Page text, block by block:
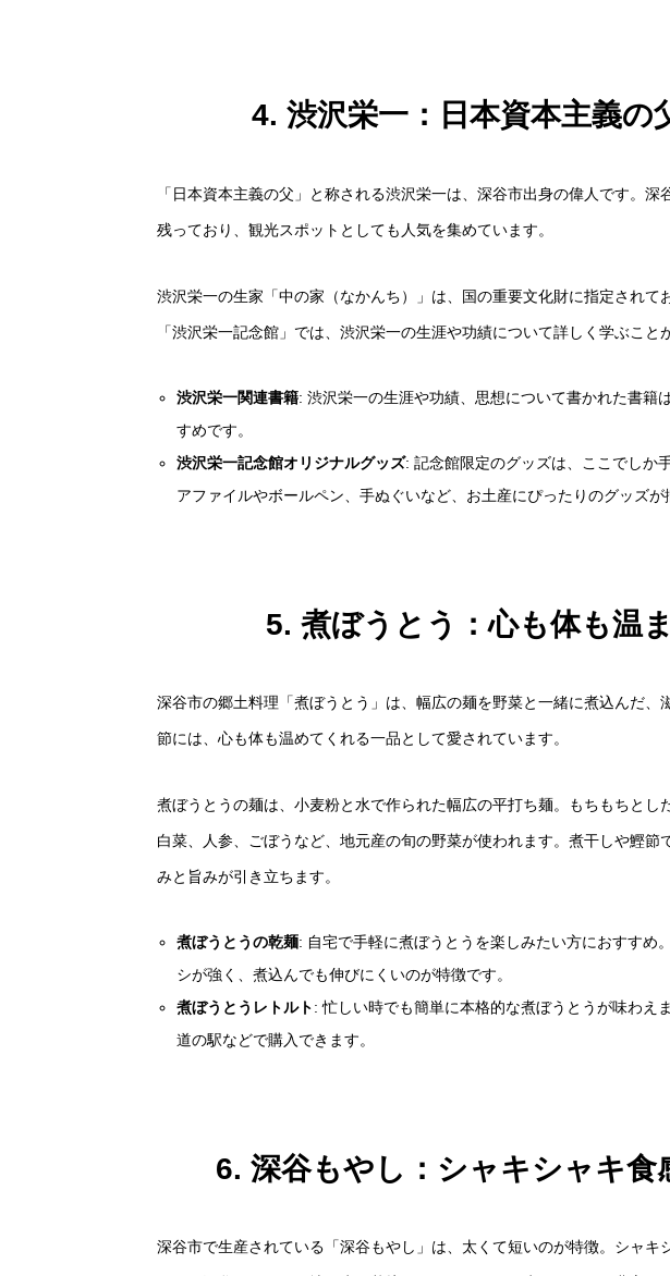
4. 渋沢栄一：日本資本主義の
「日本資本主義の父」と称される渋沢栄一は、深谷市出身の偉人です。深
残っており、観光スポットとしても人気を集めています。
渋沢栄一の生家「中の家（なかんち）」は、国の重要文化財に指定されて
「渋沢栄一記念館」では、渋沢栄一の生涯や功績について詳しく学ぶこと
渋沢栄一関連書籍: 渋沢栄一の生涯や功績、思想について書かれた書籍
すめです。
渋沢栄一記念館オリジナルグッズ: 記念館限定のグッズは、ここでしか
アファイルやボールペン、手ぬぐいなど、お土産にぴったりのグッズが
5. 煮ぼうとう：心も体も温
深谷市の郷土料理「煮ぼうとう」は、幅広の麺を野菜と一緒に煮込んだ、
節には、心も体も温めてくれる一品として愛されています。
煮ぼうとうの麺は、小麦粉と水で作られた幅広の平打ち麺。もちもちとし
白菜、人参、ごぼうなど、地元産の旬の野菜が使われます。煮干しや鰹節
みと旨みが引き立ちます。
煮ぼうとうの乾麺: 自宅で手軽に煮ぼうとうを楽しみたい方におすすめ
シが強く、煮込んでも伸びにくいのが特徴です。
煮ぼうとうレトルト: 忙しい時でも簡単に本格的な煮ぼうとうが味わえ
道の駅などで購入できます。
6. 深谷もやし：シャキシャキ食
深谷市で生産されている「深谷もやし」は、太くて短いのが特徴。シャキ